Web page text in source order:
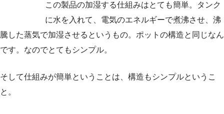
この製品の加湿する仕組みはとても簡単。タンク
に水を入れて、電気のエネルギーで煮沸させ、沸
騰した蒸気で加湿させるというもの。ポットの構造と同じなん
です。なのでとてもシンプル。
そして仕組みが簡単ということは、構造もシンプルというこ
と。